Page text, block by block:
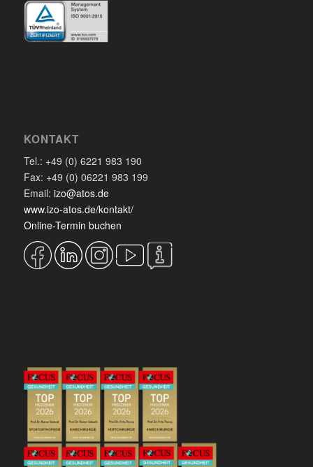
KONTAKT
Tel.: +49 (0) 6221 983 190
Fax: +49 (0) 06221 983 199
Email: izo@atos.de
www.izo-atos.de/kontakt/
Online-Termin buchen